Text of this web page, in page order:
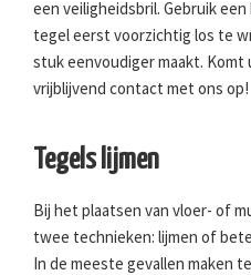
een veiligheidsbril. Gebruik
tegel eerst voorzichtig los te
stuk eenvoudiger maakt. Komt
vrijblijvend contact met ons op!
Tegels lijmen
Bij het plaatsen van vloer- of
twee technieken: lijmen of
In de meeste gevallen maken